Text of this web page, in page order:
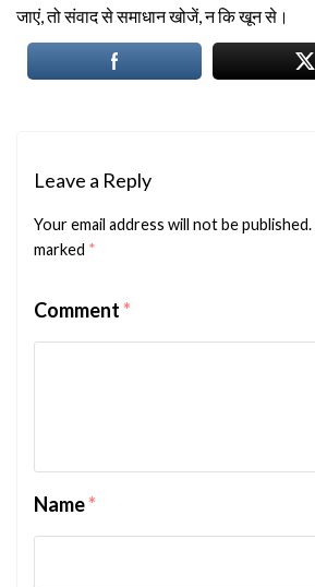
जाएं, तो संवाद से समाधान खोजें, न कि खून से।
Leave a Reply
Your email address will not be published.
marked *
Comment*
Name*